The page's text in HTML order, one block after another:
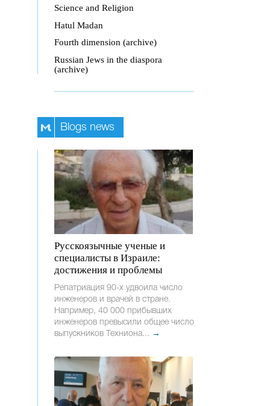
Science and Religion
Hatul Madan
Fourth dimension (archive)
Russian Jews in the diaspora
(archive)
Blogs news
Русскоязычные ученые и
специалисты в Израиле:
достижения и проблемы
Репатриация 90-х удвоила число
инженеров и врачей в стране.
Например, 40 000 прибывших
инженеров превысили общее число
выпускников Техниона... →